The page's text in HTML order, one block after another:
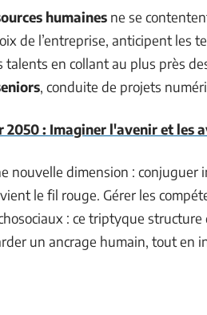
humaines ne se
de l’entreprise, anticipent les
en collant au plus près
, conduite de projets
2050 : Imaginer l'avenir et les
nouvelle dimension : conjuguer
le fil rouge. Gérer les
: ce triptyque
un ancrage humain, tout en